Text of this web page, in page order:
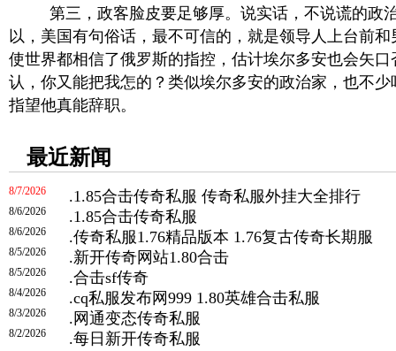
第三，政客脸皮要足够厚。说实话，不说谎的政
以，美国有句俗话，最不可信的，就是领导人上台前
使世界都相信了俄罗斯的指控，估计埃尔多安也会矢
认，你又能把我怎的？类似埃尔多安的政治家，也不
指望他真能辞职。
最近新闻
.1.85合击传奇私服 传奇私服外挂大全排行
8/7/2026
.1.85合击传奇私服
8/6/2026
.传奇私服1.76精品版本 1.76复古传奇长期服
8/6/2026
.新开传奇网站1.80合击
8/5/2026
.合击sf传奇
8/5/2026
.cq私服发布网999 1.80英雄合击私服
8/4/2026
. 网通变态传奇私服
8/3/2026
.每日新开传奇私服
8/2/2026